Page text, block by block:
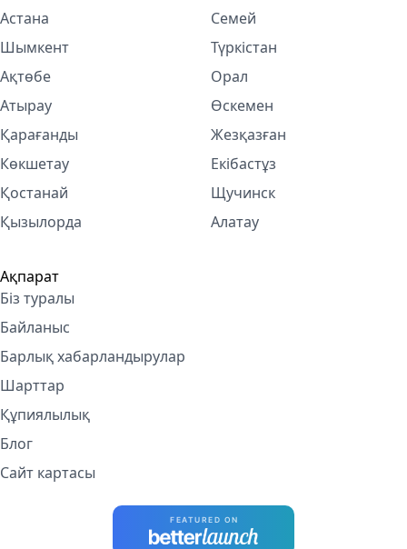
Астана
Шымкент
Ақтөбе
Атырау
Қарағанды
Көкшетау
Қостанай
Қызылорда
Семей
Түркістан
Орал
Өскемен
Жезқазған
Екібастұз
Щучинск
Алатау
Ақпарат
Біз туралы
Байланыс
Барлық хабарландырулар
Шарттар
Құпиялылық
Блог
Сайт картасы